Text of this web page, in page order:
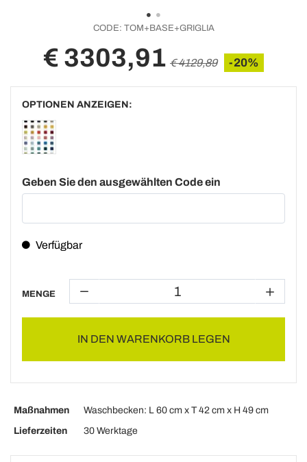
CODE: TOM+BASE+GRIGLIA
€ 3303,91 € 4129,89 -20%
OPTIONEN ANZEIGEN:
Geben Sie den ausgewählten Code ein
Verfügbar
MENGE
IN DEN WARENKORB LEGEN
Maßnahmen
Waschbecken: L 60 cm x T 42 cm x H 49 cm
Lieferzeiten
30 Werktage